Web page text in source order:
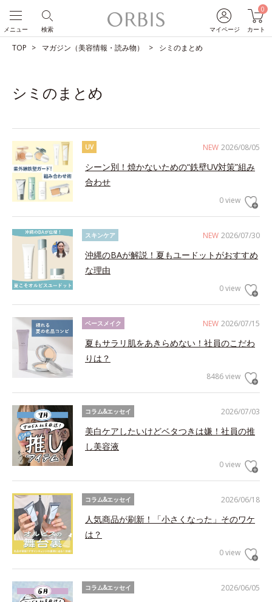
マイページ
0
カート
検索
メニュー
TOP マガジン（美容情報・読み物） シミのまとめ
シミのまとめ
NEW 2026/08/05
UV
シーン別！焼かないための“鉄壁UV対策”組み
合わせ
0 view
NEW 2026/07/30
スキンケア
沖縄のBAが解説！夏もユードットがおすすめ
な理由
0 view
NEW 2026/07/15
ベースメイク
夏もサラリ肌をあきらめない！社員のこだわ
りは？
8486 view
2026/07/03
コラム&エッセイ
美白ケアしたいけどベタつきは嫌！社員の推
し美容液
0 view
2026/06/18
コラム&エッセイ
人気商品が刷新！「小さくなった」そのワケ
は？
0 view
2026/06/05
コラム&エッセイ